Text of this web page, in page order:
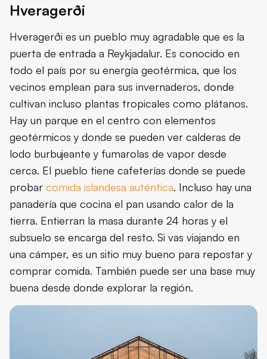
Hveragerði
Hveragerði es un pueblo muy agradable que es la
puerta de entrada a Reykjadalur. Es conocido en
todo el país por su energía geotérmica, que los
vecinos emplean para sus invernaderos, donde
cultivan incluso plantas tropicales como plátanos.
Hay un parque en el centro con elementos
geotérmicos y donde se pueden ver calderas de
lodo burbujeante y fumarolas de vapor desde
cerca. El pueblo tiene cafeterías donde se puede
probar comida islandesa auténtica. Incluso hay una
panadería que cocina el pan usando calor de la
tierra. Entierran la masa durante 24 horas y el
subsuelo se encarga del resto. Si vas viajando en
una cámper, es un sitio muy bueno para repostar y
comprar comida. También puede ser una base muy
buena desde donde explorar la región.